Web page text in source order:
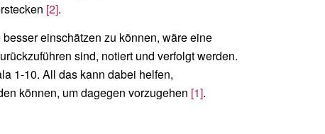
[2].
einschätzen zu können, wäre eine
sind, notiert und verfolgt werden.
1-10. All das kann dabei helfen,
können, um dagegen vorzugehen [1].